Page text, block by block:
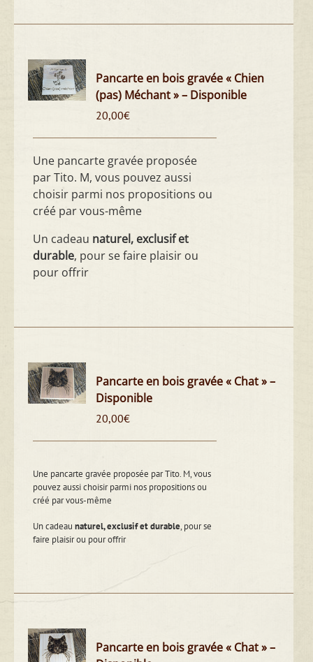
Pancarte en bois gravée « Chien
(pas) Méchant » – Disponible
20,00€
Une pancarte gravée proposée
par Tito. M, vous pouvez aussi
choisir parmi nos propositions ou
créé par vous-même
Un cadeau naturel, exclusif et
durable, pour se faire plaisir ou
pour offrir
Pancarte en bois gravée « Chat » –
Disponible
20,00€
Une pancarte gravée proposée par Tito. M, vous
pouvez aussi choisir parmi nos propositions ou
créé par vous-même
Un cadeaunaturel, exclusif et durable, pour se
faire plaisir ou pour offrir
Pancarte en bois gravée « Chat » –